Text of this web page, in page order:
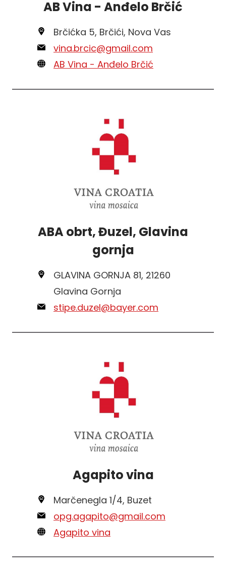
AB Vina - Anđelo Brčić
Brčićka 5, Brčići, Nova Vas
vina.brcic@gmail.com
AB Vina - Anđelo Brčić
ABA obrt, Đuzel, Glavina
gornja
GLAVINA GORNJA 81, 21260
Glavina Gornja
stipe.duzel@bayer.com
Agapito vina
Marčenegla 1/4, Buzet
opg.agapito@gmail.com
Agapito vina